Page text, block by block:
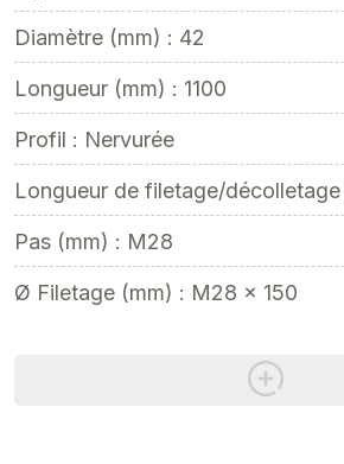
Diamètre (mm) : 42
Longueur (mm) : 1100
Profil : Nervurée
Longueur de filetage/
Pas (mm) : M28
Ø Filetage (mm) : M28 x 150